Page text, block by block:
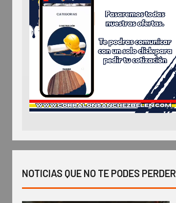
NOTICIAS QUE NO TE PODES PERDER